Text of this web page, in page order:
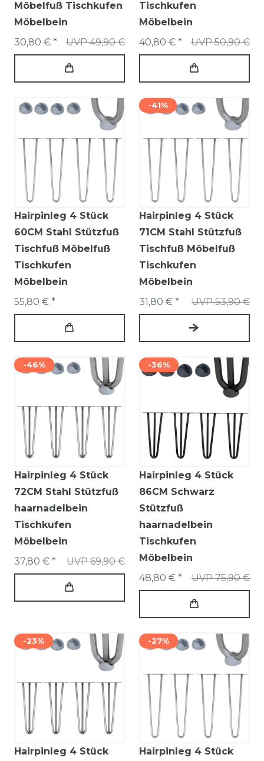
Möbelfuß Tischkufen
Möbelbein
UVP 49,90 €
30,80 € *
Tischkufen
Möbelbein
UVP 50,90 €
40,80 € *
Hairpinleg 4 Stück
60CM Stahl Stützfuß
Tischfuß Möbelfuß
Tischkufen
Möbelbein
55,80 € *
-41%
Hairpinleg 4 Stück
71CM Stahl Stützfuß
Tischfuß Möbelfuß
Tischkufen
Möbelbein
UVP 53,90 €
31,80 € *
-46%
Hairpinleg 4 Stück
72CM Stahl Stützfuß
haarnadelbein
Tischkufen
Möbelbein
UVP 69,90 €
37,80 € *
-36%
Hairpinleg 4 Stück
86CM Schwarz
Stützfuß
haarnadelbein
Tischkufen
Möbelbein
UVP 75,90 €
48,80 € *
-23%
Hairpinleg 4 Stück
-27%
Hairpinleg 4 Stück